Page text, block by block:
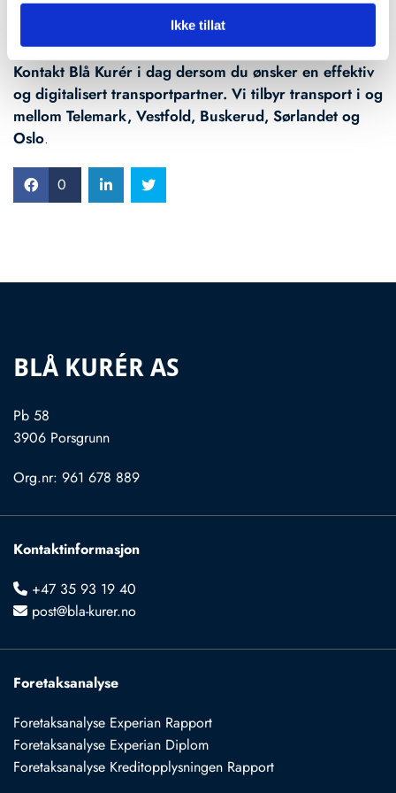
Ikke tillat
produserte ordre går automatisk over i vårt system, og rett
inn i lasteplanleggingen, og ordrestatus blir tilgjengelig.
Kontakt Blå Kurér i dag dersom du ønsker en effektiv
og digitalisert transportpartner. Vi tilbyr transport i og
mellom Telemark, Vestfold, Buskerud, Sørlandet og
Oslo.
0
BLÅ KURÉR AS
Pb 58
3906 Porsgrunn
Org.nr: 961 678 889
Kontaktinformasjon
 +47 35 93 19 40
 post@bla-kurer.no
Foretaksanalyse
Foretaksanalyse Experian Rapport
Foretaksanalyse Experian Diplom
Foretaksanalyse Kreditopplysningen Rapport